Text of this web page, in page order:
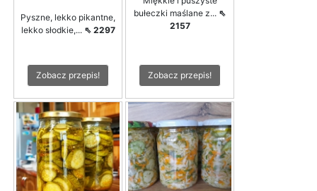
Pyszne, lekko pikantne,
lekko słodkie,... ⇖ 2297
Zobacz przepis!
bułeczki maślane z... ⇖
2157
Zobacz przepis!